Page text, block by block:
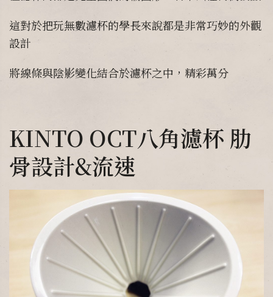
這對於把玩無數濾杯的學長來說都是非常巧妙的外觀
設計
將線條與陰影變化結合於濾杯之中，精彩萬分
KINTO OCT八角濾杯 肋
骨設計&流速